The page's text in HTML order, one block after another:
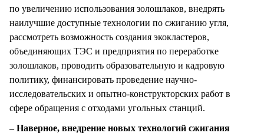
по увеличению использования золошлаков, внедрять
наилучшие доступные технологии по сжиганию угля,
рассмотреть возможность создания экокластеров,
объединяющих ТЭС и предприятия по переработке
золошлаков, проводить образовательную и кадровую
политику, финансировать проведение научно-
исследовательских и опытно-конструкторских работ в
сфере обращения с отходами угольных станций.
– Наверное, внедрение новых технологий сжигания